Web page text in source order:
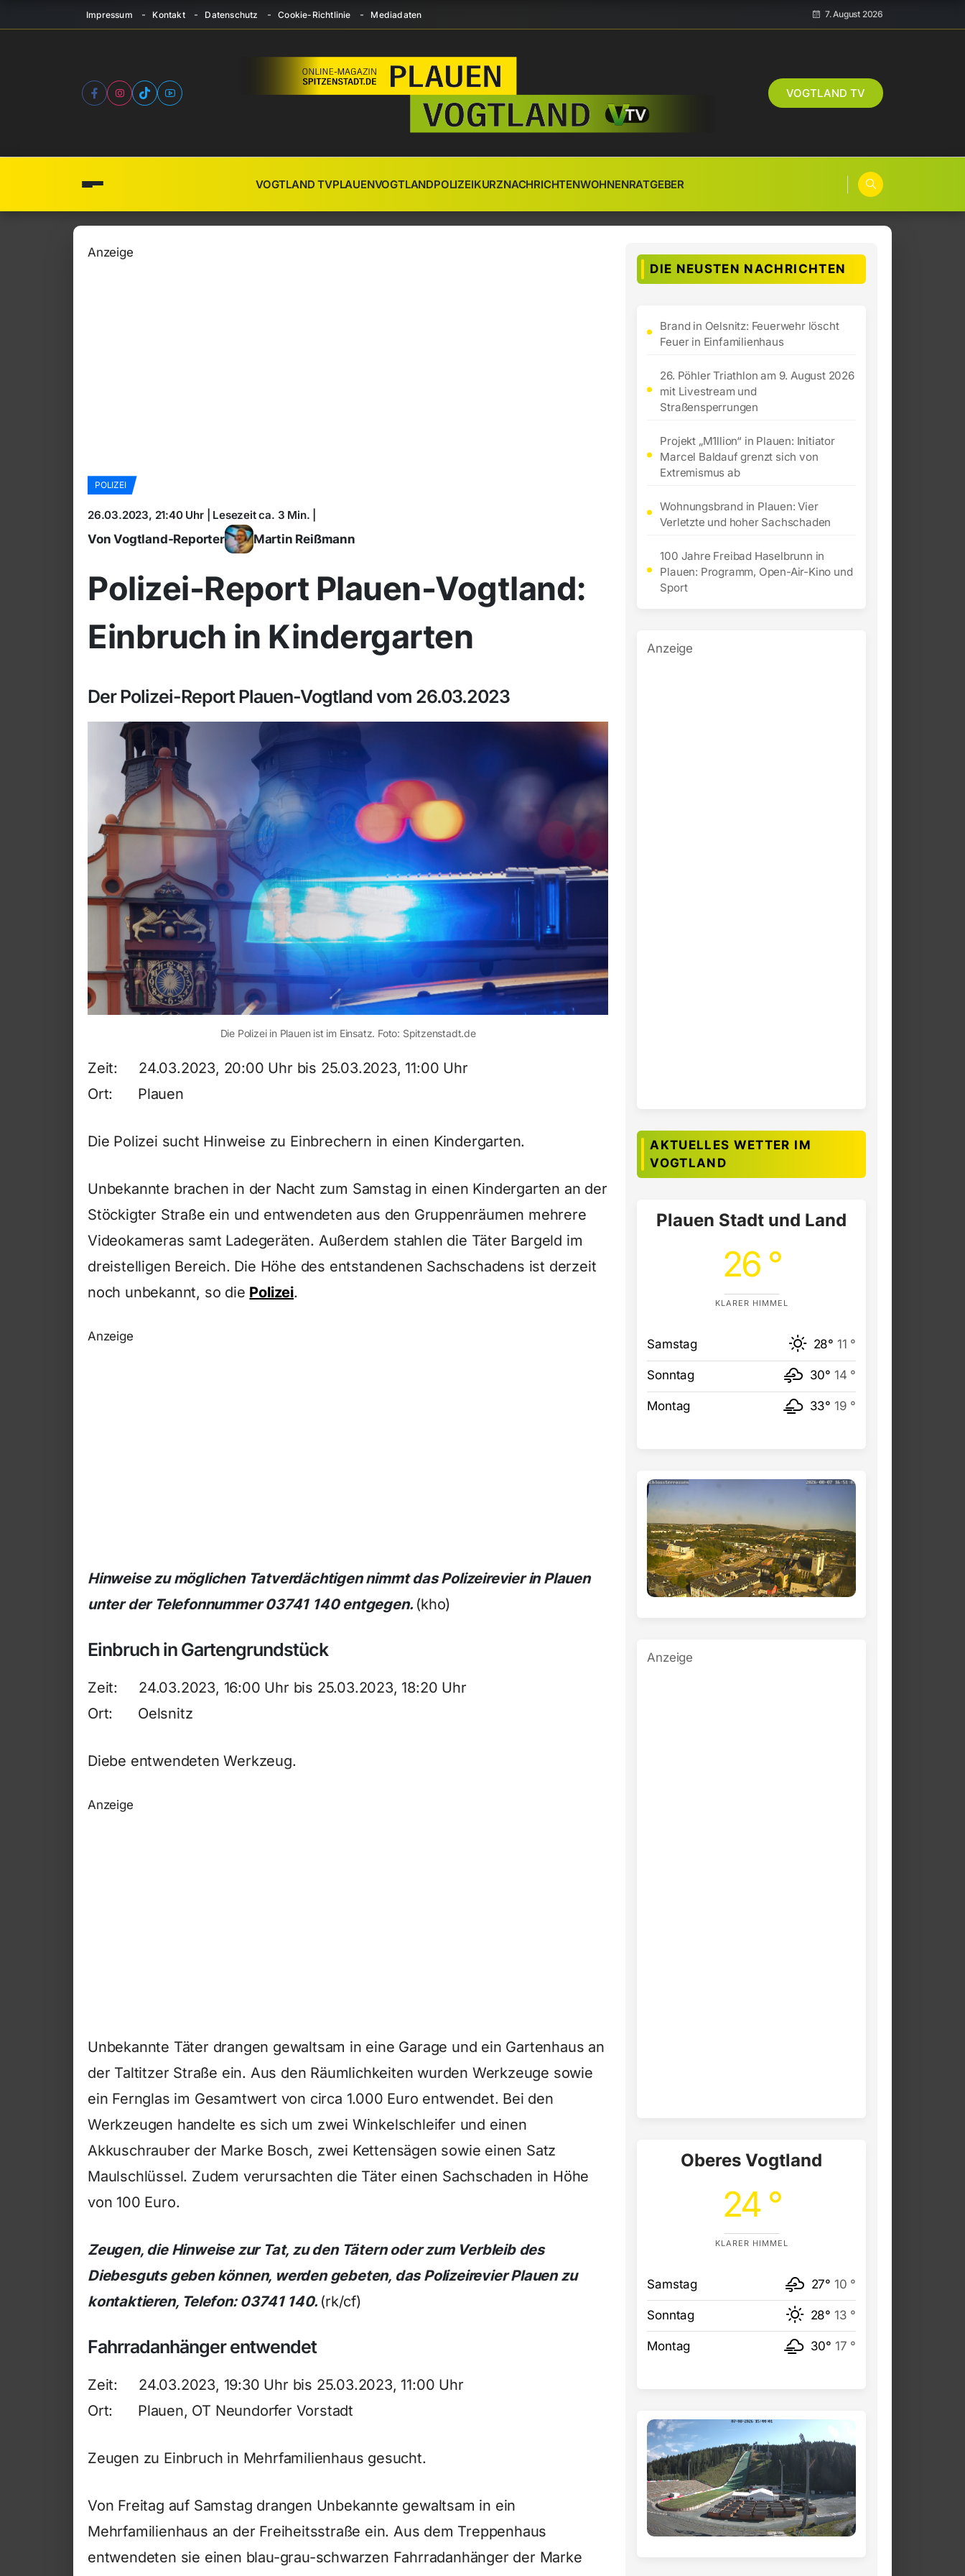
Impressum Kontakt Datenschutz Cookie-Richtlinie Mediadaten 7. August 2026
VOGTLAND TV
VOGTLAND TVPLAUENVOGTLANDPOLIZEIKURZNACHRICHTENWOHNENRATGEBER
Anzeige
POLIZEI
26.03.2023, 21:40 Uhr | Lesezeit ca. 3 Min. |
Von Vogtland-Reporter Martin Reißmann
Polizei-Report Plauen-Vogtland:
Einbruch in Kindergarten
Der Polizei-Report Plauen-Vogtland vom 26.03.2023
Die Polizei in Plauen ist im Einsatz. Foto: Spitzenstadt.de
Zeit: 24.03.2023, 20:00 Uhr bis 25.03.2023, 11:00 Uhr
Ort: Plauen
Die Polizei sucht Hinweise zu Einbrechern in einen Kindergarten.
Unbekannte brachen in der Nacht zum Samstag in einen Kindergarten an der
Stöckigter Straße ein und entwendeten aus den Gruppenräumen mehrere
Videokameras samt Ladegeräten. Außerdem stahlen die Täter Bargeld im
dreistelligen Bereich. Die Höhe des entstandenen Sachschadens ist derzeit
noch unbekannt, so die Polizei.
Anzeige
Hinweise zu möglichen Tatverdächtigen nimmt das Polizeirevier in Plauen
unter der Telefonnummer 03741 140 entgegen. (kho)
Einbruch in Gartengrundstück
Zeit: 24.03.2023, 16:00 Uhr bis 25.03.2023, 18:20 Uhr
Ort: Oelsnitz
Diebe entwendeten Werkzeug.
Anzeige
Unbekannte Täter drangen gewaltsam in eine Garage und ein Gartenhaus an
der Taltitzer Straße ein. Aus den Räumlichkeiten wurden Werkzeuge sowie
ein Fernglas im Gesamtwert von circa 1.000 Euro entwendet. Bei den
Werkzeugen handelte es sich um zwei Winkelschleifer und einen
Akkuschrauber der Marke Bosch, zwei Kettensägen sowie einen Satz
Maulschlüssel. Zudem verursachten die Täter einen Sachschaden in Höhe
von 100 Euro.
Zeugen, die Hinweise zur Tat, zu den Tätern oder zum Verbleib des
Diebesguts geben können, werden gebeten, das Polizeirevier Plauen zu
kontaktieren, Telefon: 03741 140. (rk/cf)
Fahrradanhänger entwendet
Zeit: 24.03.2023, 19:30 Uhr bis 25.03.2023, 11:00 Uhr
Ort: Plauen, OT Neundorfer Vorstadt
Zeugen zu Einbruch in Mehrfamilienhaus gesucht.
Von Freitag auf Samstag drangen Unbekannte gewaltsam in ein
Mehrfamilienhaus an der Freiheitsstraße ein. Aus dem Treppenhaus
entwendeten sie einen blau-grau-schwarzen Fahrradanhänger der Marke
DIE NEUSTEN NACHRICHTEN
Brand in Oelsnitz: Feuerwehr löscht
Feuer in Einfamilienhaus
26. Pöhler Triathlon am 9. August 2026
mit Livestream und
Straßensperrungen
Projekt „M1llion“ in Plauen: Initiator
Marcel Baldauf grenzt sich von
Extremismus ab
Wohnungsbrand in Plauen: Vier
Verletzte und hoher Sachschaden
100 Jahre Freibad Haselbrunn in
Plauen: Programm, Open-Air-Kino und
Sport
Anzeige
AKTUELLES WETTER IM
VOGTLAND
Plauen Stadt und Land
26 °
KLARER HIMMEL
Samstag 28° 11 °
Sonntag 30° 14 °
Montag 33° 19 °
Anzeige
Oberes Vogtland
24 °
KLARER HIMMEL
Samstag 27° 10 °
Sonntag 28° 13 °
Montag 30° 17 °